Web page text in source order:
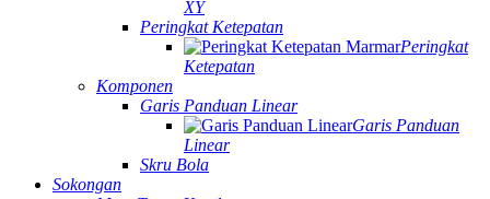
XY
Peringkat Ketepatan
Peringkat
Ketepatan
Komponen
Garis Panduan Linear
Garis Panduan
Linear
Skru Bola
Sokongan